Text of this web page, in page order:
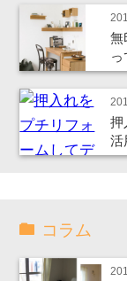
無
押
活
コラム